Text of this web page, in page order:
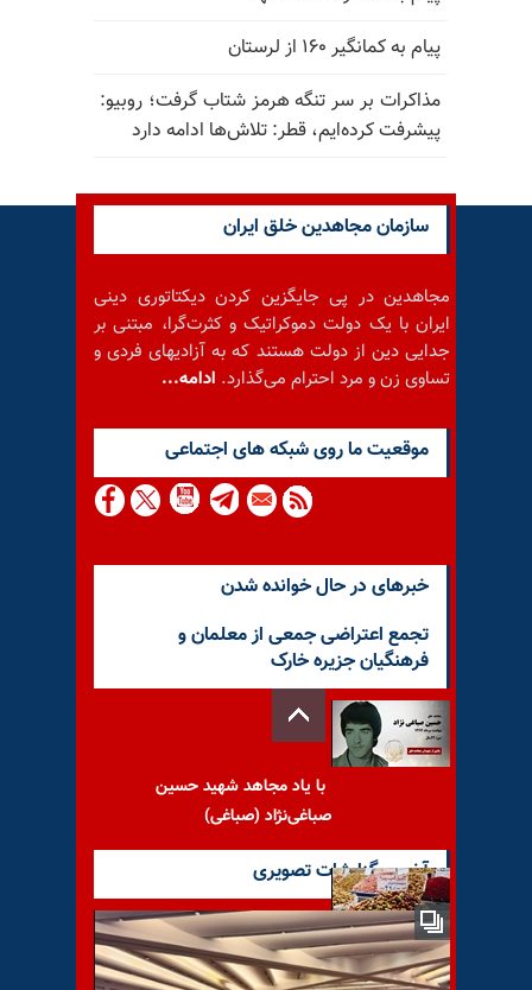
پیام به کمانگیر ۱۶۰ از لرستان
مذاکرات بر سر تنگه هرمز شتاب گرفت؛ روبیو:
پیشرفت کرده‌ایم، قطر: تلاش‌ها ادامه دارد
سازمان مجاهدین خلق ایران
مجاهدین در پی جایگزین کردن دیکتاتوری دینی
ایران با یک دولت دموکراتیک و کثرت‌گرا، مبتنی بر
جدایی دین از دولت هستند که به آزادیهای فردی و
تساوی زن و مرد احترام می‌گذارد. ادامه...
موقعيت ما روى شبكه هاى اجتماعى
خبرهای در حال خوانده شدن
تجمع اعتراضی جمعی از معلمان و
فرهنگیان جزیره خارک
با یاد مجاهد شهید حسین
صباغی‌نژاد (صباغی)
هشدار کارشناس حکومتی
نسبت به انفجار تورم و
آخرین گزارشات تصویری